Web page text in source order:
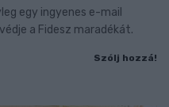
egy ingyenes e-mail
a Fidesz maradékát.
Szólj hozzá!